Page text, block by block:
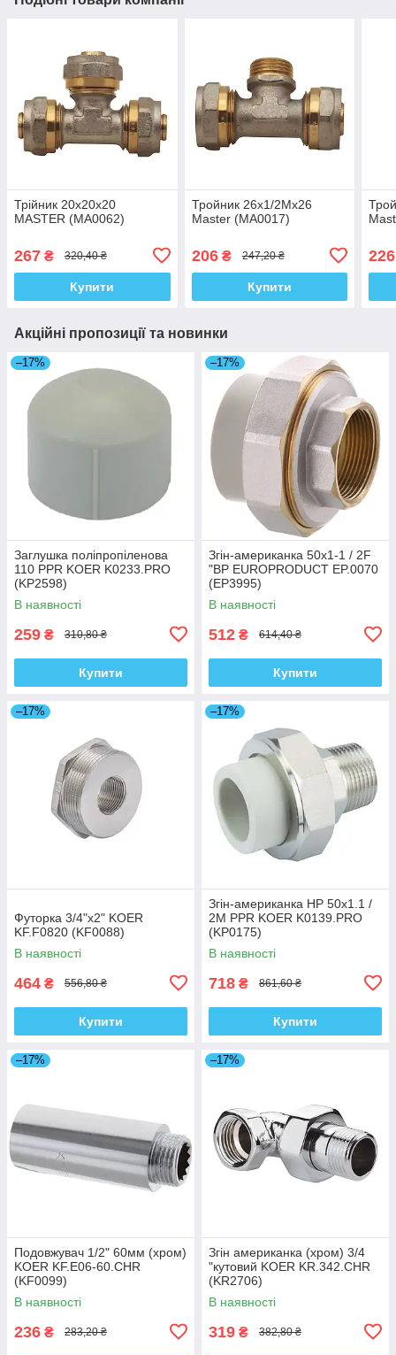
Трійник 20x20x20
MASTER (MA0062)
267 ₴ 320,40 ₴
Купити
Тройник 26x1/2Mx26
Master (MA0017)
206₴ 247,20 ₴
Купити
226
Акційні пропозиції та новинки
–17%
Заглушка поліпропіленова
110 PPR KOER K0233.PRO
(KP2598)
В наявності
259 ₴ 310,80 ₴
Купити
–17%
Згін-американка 50x1-1 / 2F
"ВР EUROPRODUCT EP.0070
(EP3995)
В наявності
512 ₴ 614,40 ₴
Купити
–17%
Футорка 3/4"x2" KOER
KF.F0820 (KF0088)
В наявності
464 ₴ 556,80 ₴
Купити
–17%
Згін-американка НР 50x1.1 /
2M PPR KOER K0139.PRO
(KP0175)
В наявності
718 ₴ 861,60 ₴
Купити
–17%
Подовжувач 1/2" 60мм (хром)
KOER KF.E06-60.CHR
(KF0099)
В наявності
236 ₴ 283,20 ₴
–17%
Згін американка (хром) 3/4
"кутовий KOER KR.342.CHR
(KR2706)
В наявності
319 ₴ 382,80 ₴